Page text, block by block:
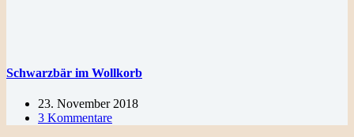
Schwarzbär im Wollkorb
23. November 2018
3 Kommentare